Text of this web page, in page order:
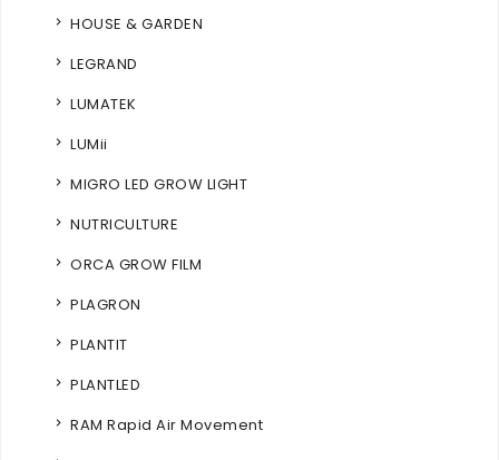
HOUSE & GARDEN
LEGRAND
LUMATEK
LUMii
MIGRO LED GROW LIGHT
NUTRICULTURE
ORCA GROW FILM
PLAGRON
PLANTIT
PLANTLED
RAM Rapid Air Movement